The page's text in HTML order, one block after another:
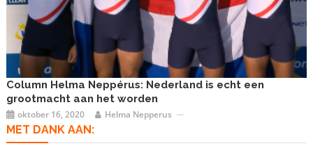
Column Helma Neppérus: Nederland is echt een
grootmacht aan het worden
oktober 16, 2020 Helma Nepperus
MET DANK AAN: